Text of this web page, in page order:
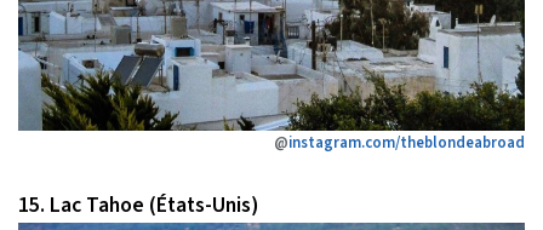
@instagram.com/theblondeabroad
15. Lac Tahoe (États-Unis)